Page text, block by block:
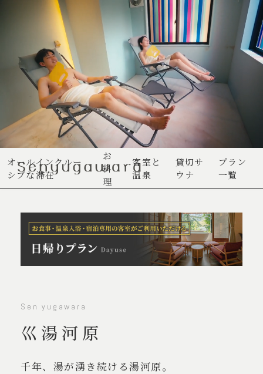
オールインクルー
シブな滞在
お
料
理
客室と
温泉
貸切サ
ウナ
プラン
一覧
Sen yugawara
巛湯河原
千年、湯が湧き続ける湯河原。